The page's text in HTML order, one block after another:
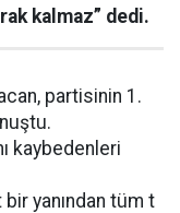
kalmaz” dedi.
partisinin 1.
kaybedenleri
yanından tüm t